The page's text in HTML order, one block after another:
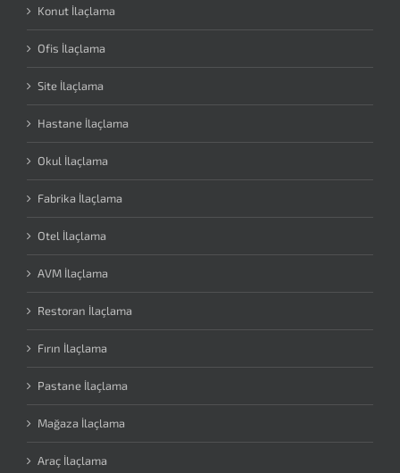
Konut İlaçlama
Ofis İlaçlama
Site İlaçlama
Hastane İlaçlama
Okul İlaçlama
Fabrika İlaçlama
Otel İlaçlama
AVM İlaçlama
Restoran İlaçlama
Fırın İlaçlama
Pastane İlaçlama
Mağaza İlaçlama
Araç İlaçlama